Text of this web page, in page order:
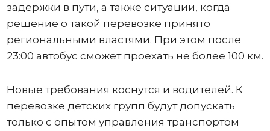
задержки в пути, а также ситуации, когда
решение о такой перевозке принято
региональными властями. При этом после
23:00 автобус сможет проехать не более 100 км.
Новые требования коснутся и водителей. К
перевозке детских групп будут допускать
только с опытом управления транспортом